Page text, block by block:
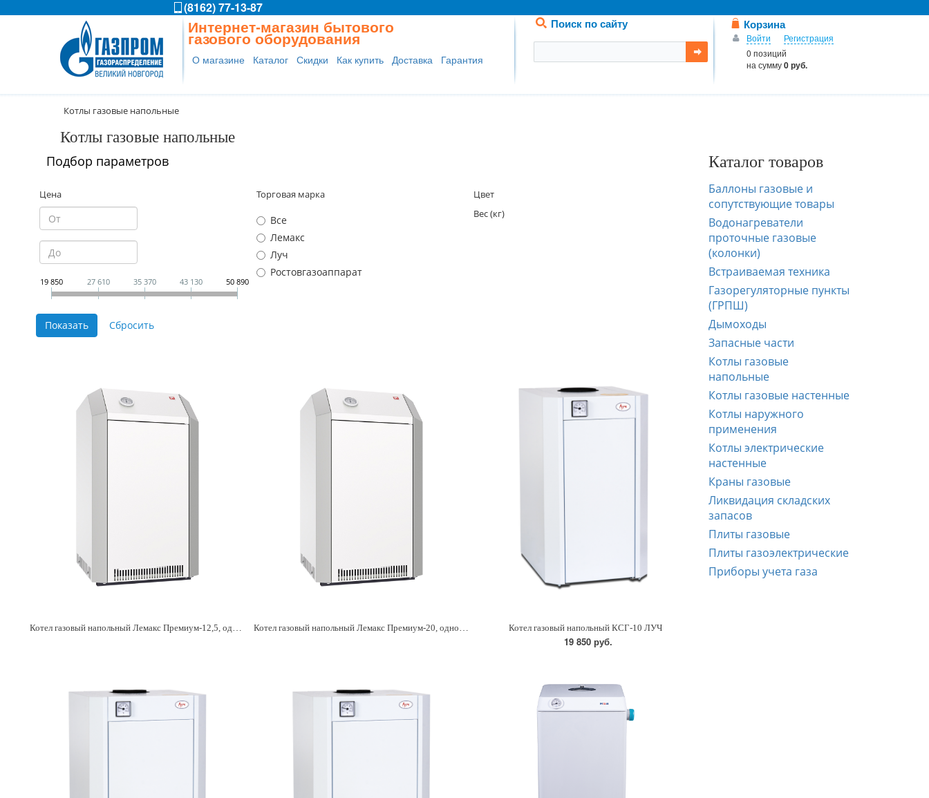
(8162) 77-13-87
Интернет-магазин бытового
газового оборудования
О магазине Каталог Скидки Как купить Доставка Гарантия
Поиск по сайту Корзина
Войти
Регистрация
0 позиций
на сумму0 руб.
Котлы газовые напольные
Котлы газовые напольные
Подбор параметров
Цена
19 850 27 610 35 370 43 130 50 890
Торговая марка
Все
Лемакс
Луч
Ростовгазоаппарат
Цвет
Вес (кг)
Котел газовый напольный Лемакс Премиум-12,5, одноконтурный Котел газовый напольный Лемакс Премиум-20, одноконтурный Котел газовый напольный КСГ-10 ЛУЧ
19 850 руб.
Каталог товаров
Баллоны газовые и
сопутствующие товары
Водонагреватели
проточные газовые
(колонки)
Встраиваемая техника
Газорегуляторные пункты
(ГРПШ)
Дымоходы
Запасные части
Котлы газовые
напольные
Котлы газовые настенные
Котлы наружного
применения
Котлы электрические
настенные
Краны газовые
Ликвидация складских
запасов
Плиты газовые
Плиты газоэлектрические
Приборы учета газа